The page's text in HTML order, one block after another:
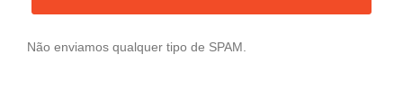
Não enviamos qualquer tipo de SPAM.